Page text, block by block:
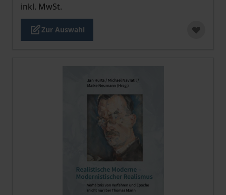
inkl. MwSt.
Zur Auswahl